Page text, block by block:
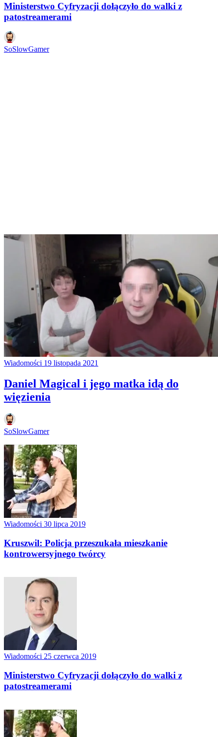
Ministerstwo Cyfryzacji dołączyło do walki z
patostreamerami
SoSlowGamer
Wiadomości 19 listopada 2021
Daniel Magical i jego matka idą do
więzienia
SoSlowGamer
Wiadomości 30 lipca 2019
Kruszwil: Policja przeszukała mieszkanie
kontrowersyjnego twórcy
Wiadomości 25 czerwca 2019
Ministerstwo Cyfryzacji dołączyło do walki z
patostreamerami